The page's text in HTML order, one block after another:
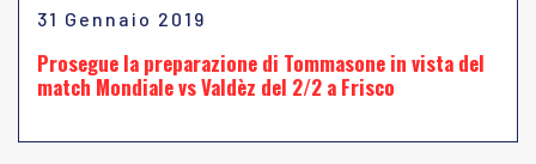
31 Gennaio 2019
Prosegue la preparazione di Tommasone in vista del
match Mondiale vs Valdèz del 2/2 a Frisco